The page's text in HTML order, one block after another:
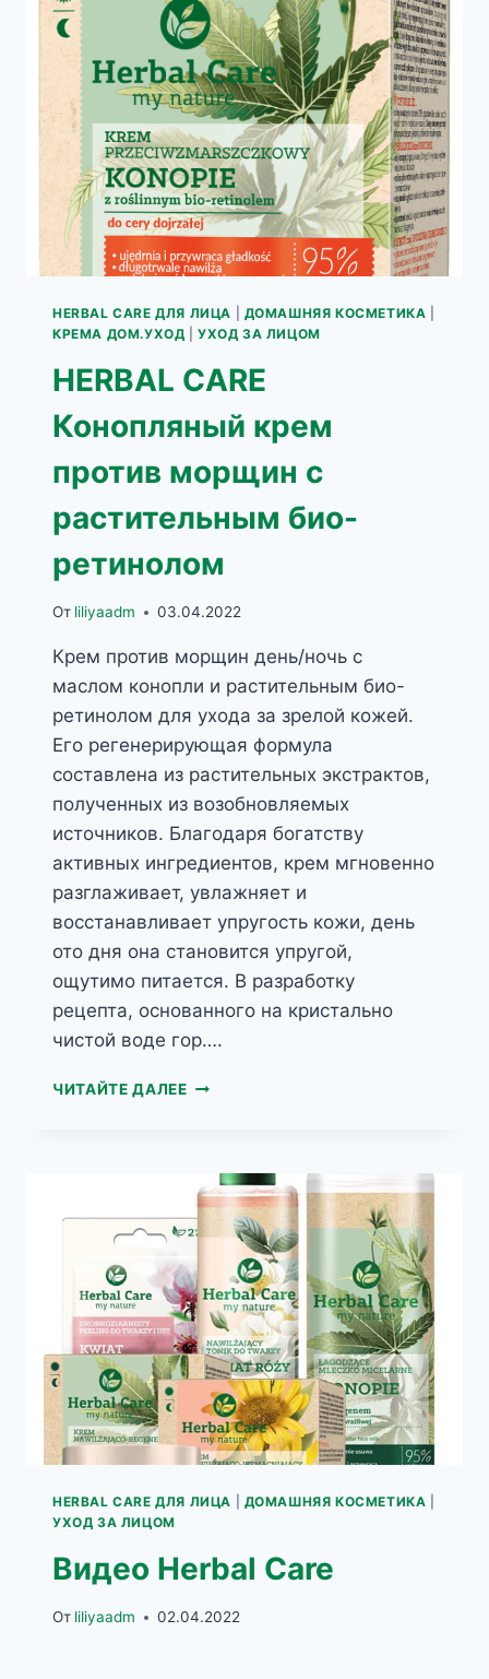
С
ВИТАМИНОМ
С
ДЛЯ
ОЧЕНЬ
СУХОЙ
КОЖИ
HERBAL CARE ДЛЯ ЛИЦА ДОМАШНЯЯ КОСМЕТИКА
КРЕМА ДОМ.УХОД |УХОД ЗА ЛИЦОМ
HERBAL CARE
Конопляный крем
против морщин с
растительным био-
ретинолом
От liliyaadm 03.04.2022
Крем против морщин день/ночь с
маслом конопли и растительным био-
ретинолом для ухода за зрелой кожей.
Его регенерирующая формула
составлена из растительных экстрактов,
полученных из возобновляемых
источников. Благодаря богатству
активных ингредиентов, крем мгновенно
разглаживает, увлажняет и
восстанавливает упругость кожи, день
ото дня она становится упругой,
ощутимо питается. В разработку
рецепта, основанного на кристально
чистой воде гор….
ЧИТАЙТЕ ДАЛЕЕHERBAL
ПРОТИВ
МОРЩИН
С
РАСТИТЕЛЬНЫМ
БИО-
РЕТИНОЛОМ
HERBAL CARE ДЛЯ ЛИЦА ДОМАШНЯЯ КОСМЕТИКА
УХОД ЗА ЛИЦОМ
Видео Herbal Care
От liliyaadm 02.04.2022